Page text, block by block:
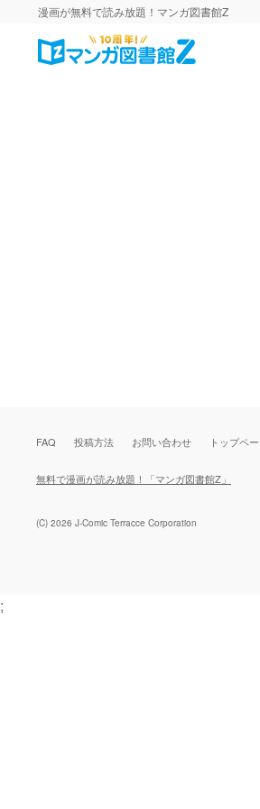
漫画が無料で読み放題！マンガ図書館Z
FAQ 投稿方法 お問い合わせ トップペ
無料で漫画が読み放題！「マンガ図書館Z」
(C) 2026 J-Comic Terracce Corporation
;